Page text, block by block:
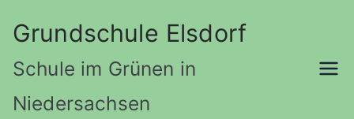
InhaltGrundschule Elsdorf
Schule im Grünen in
Niedersachsen